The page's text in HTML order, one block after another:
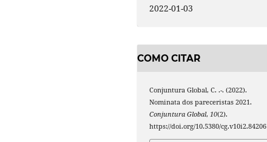
2022-01-03
COMO CITAR
Conjuntura Global, C. .-. (2022).
Nominata dos pareceristas 2021.
Conjuntura Global,10(2).
https://doi.org/10.5380/cg.v10i2.84206